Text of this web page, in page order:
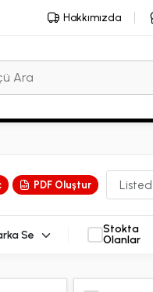
Hakkımızda
PDF Oluştur
Stokta
Olanlar